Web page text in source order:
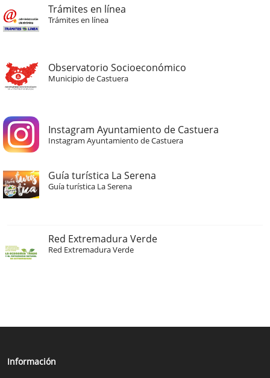
Trámites en línea
Trámites en línea
Observatorio Socioeconómico
Municipio de Castuera
Instagram Ayuntamiento de Castuera
Instagram Ayuntamiento de Castuera
Guía turística La Serena
Guía turística La Serena
Red Extremadura Verde
Red Extremadura Verde
Información